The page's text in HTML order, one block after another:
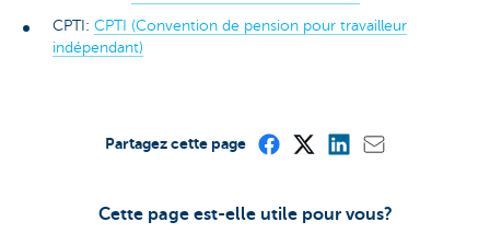
CPTI: CPTI (Convention de pension pour travailleur
indépendant)
Cette page est-elle utile pour vous?
Partagez cette page